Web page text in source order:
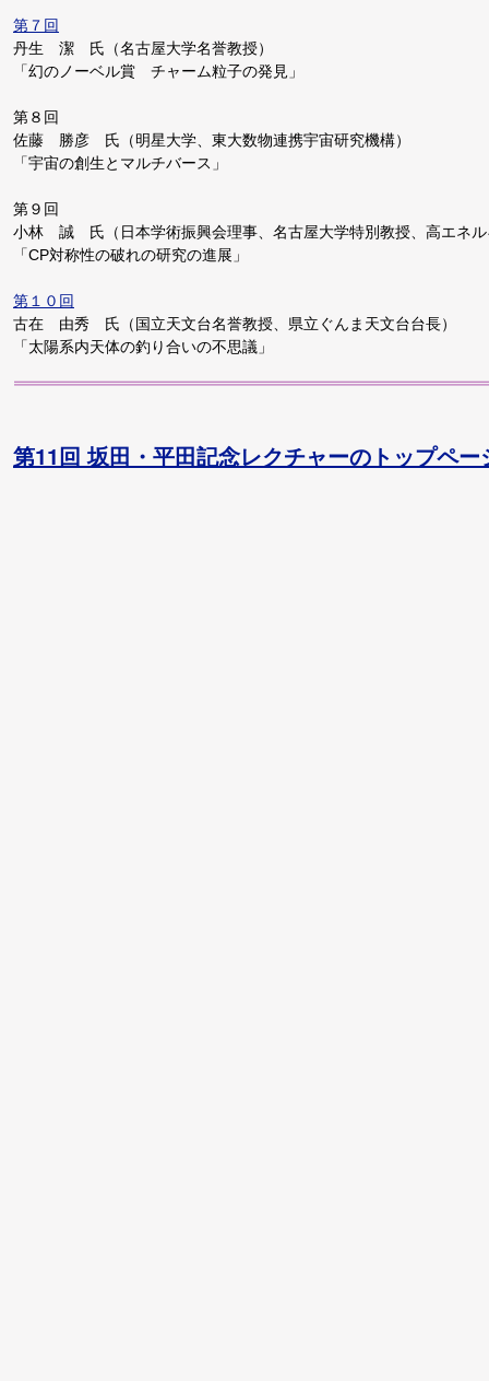
第７回
丹生 潔 氏（名古屋大学名誉教授）
「幻のノーベル賞 チャーム粒子の発見」
第８回
佐藤 勝彦 氏（明星大学、東大数物連携宇宙研究機構）
「宇宙の創生とマルチバース」
第９回
小林 誠 氏（日本学術振興会理事、名古屋大学特別教授、高エネル
「CP対称性の破れの研究の進展」
第１０回
古在 由秀 氏（国立天文台名誉教授、県立ぐんま天文台台長）
「太陽系内天体の釣り合いの不思議」
第11回 坂田・平田記念レクチャーのトップペー